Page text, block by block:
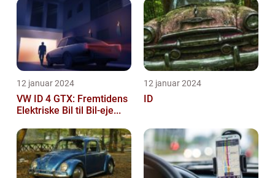
12 januar 2024
VW ID 4 GTX: Fremtidens
Elektriske Bil til Bil-eje...
12 januar 2024
ID